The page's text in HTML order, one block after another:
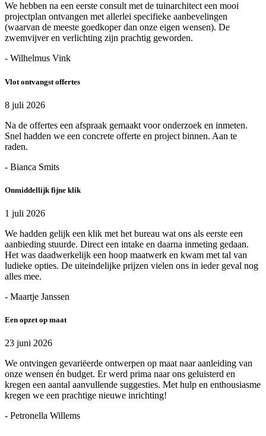
We hebben na een eerste consult met de tuinarchitect een mooi
projectplan ontvangen met allerlei specifieke aanbevelingen
(waarvan de meeste goedkoper dan onze eigen wensen). De
zwemvijver en verlichting zijn prachtig geworden.
- Wilhelmus Vink
Vlot ontvangst offertes
8 juli 2026
Na de offertes een afspraak gemaakt voor onderzoek en inmeten.
Snel hadden we een concrete offerte en project binnen. Aan te
raden.
- Bianca Smits
Onmiddellijk fijne klik
1 juli 2026
We hadden gelijk een klik met het bureau wat ons als eerste een
aanbieding stuurde. Direct een intake en daarna inmeting gedaan.
Het was daadwerkelijk een hoop maatwerk en kwam met tal van
ludieke opties. De uiteindelijke prijzen vielen ons in ieder geval nog
alles mee.
- Maartje Janssen
Een opzet op maat
23 juni 2026
We ontvingen gevariëerde ontwerpen op maat naar aanleiding van
onze wensen én budget. Er werd prima naar ons geluisterd en
kregen een aantal aanvullende suggesties. Met hulp en enthousiasme
kregen we een prachtige nieuwe inrichting!
- Petronella Willems